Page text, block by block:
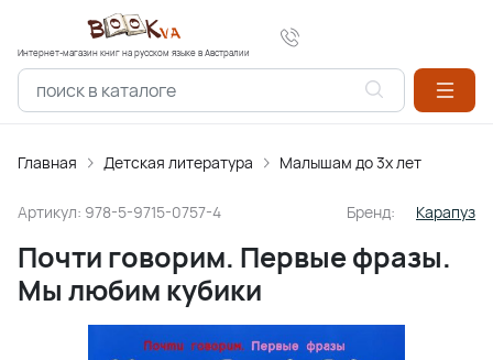
Интернет-магазин книг на русском языке в Австралии
Главная Детская литература Малышам до 3х лет
Артикул: 978-5-9715-0757-4 Бренд: Карапуз
Почти говорим. Первые фразы.
Мы любим кубики